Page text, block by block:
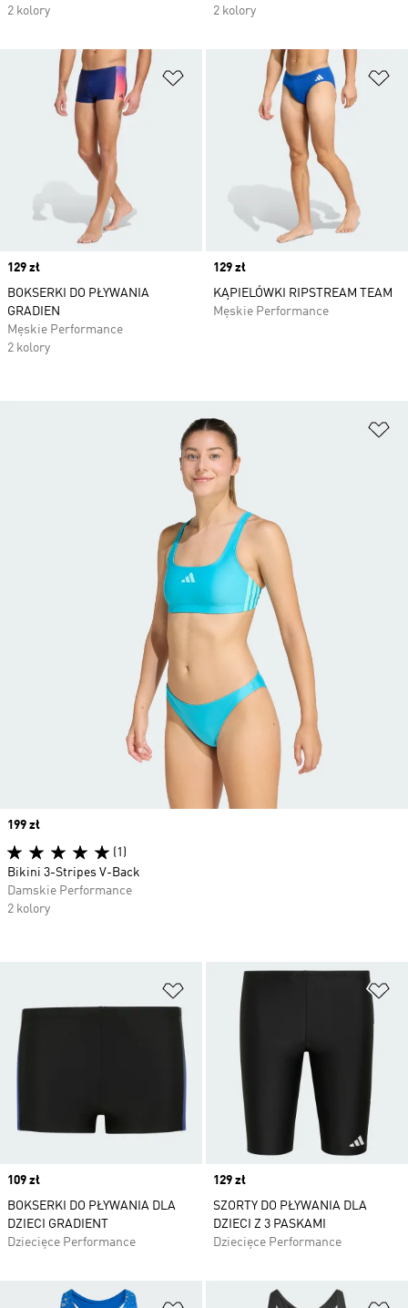
2 kolory
2 kolory
Dodaj do listy życzeń
Price
129 zł
BOKSERKI DO PŁYWANIA
GRADIEN
Męskie Performance
2 kolory
Price
129 zł
KĄPIELÓWKI RIPSTREAM TEAM
Męskie Performance
Dodaj do listy życzeń
Price
109 zł
BOKSERKI DO PŁYWANIA DLA
DZIECI GRADIENT
Dziecięce Performance
Price
129 zł
SZORTY DO PŁYWANIA DLA
DZIECI Z 3 PASKAMI
Dziecięce Performance
Price
199 zł
(1)
Bikini 3-Stripes V-Back
Damskie Performance
2 kolory